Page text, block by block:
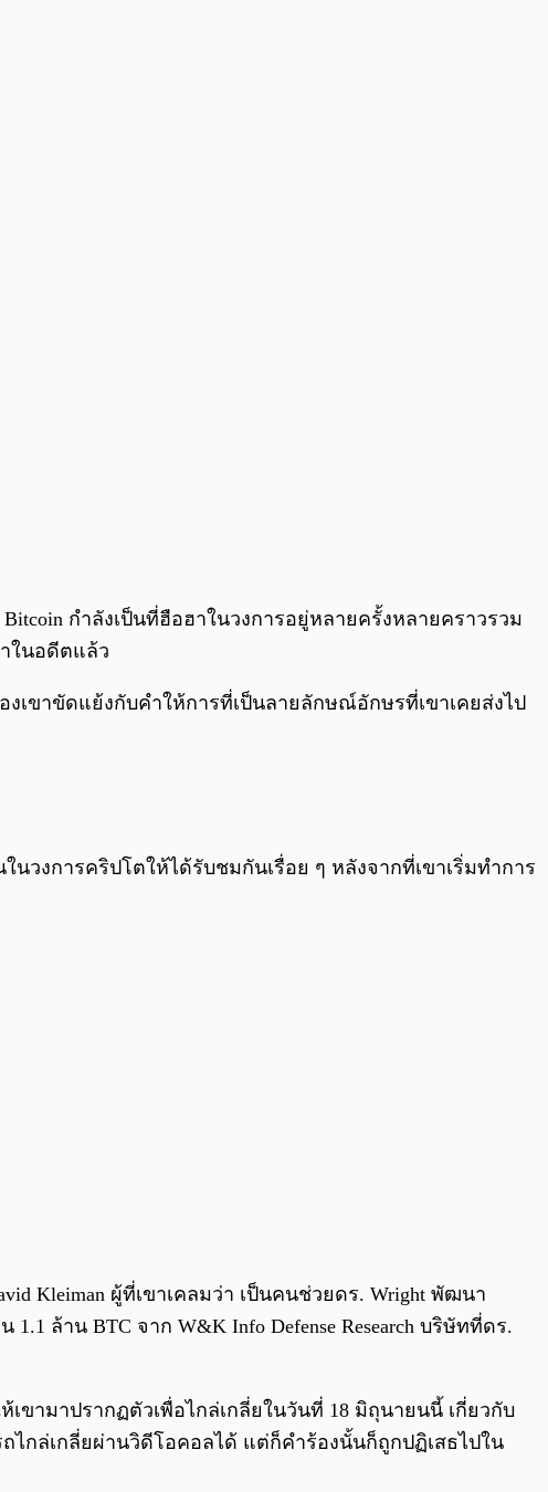
กำลังเป็นที่ฮือฮาในวงการอยู่หลายครั้งหลายคราวรวม
ในอดีตแล้ว
งเขาขัดแย้งกับคำให้การที่เป็นลายลักษณ์อักษรที่เขาเคยส่งไป
ในวงการคริปโตให้ได้รับชมกันเรื่อย ๆ หลังจากที่เขาเริ่มทำการ
Kleiman ผู้ที่เขาเคลมว่า เป็นคนช่วยดร. Wright พัฒนา
ล้าน BTC จาก W&K Info Defense Research บริษัทที่ดร.
ขามาปรากฏตัวเพื่อไกล่เกลี่ยในวันที่ 18 มิถุนายนนี้ เกี่ยวกับ
ไกล่เกลี่ยผ่านวิดีโอคอลได้ แต่ก็คำร้องนั้นก็ถูกปฏิเสธไปใน